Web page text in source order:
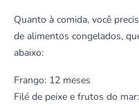
Quanto à comida, você
de alimentos congelados,
abaixo:
Frango: 12 meses
Filé de peixe e frutos do